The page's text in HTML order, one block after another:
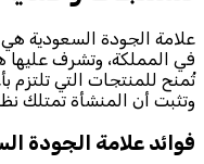
علامة الجودة السعودية
في المملكة، وتشرف عليها
تُمنح للمنتجات التي تلتزم
وتثبت أن المنشأة تمتلك
فوائد علامة الجودة